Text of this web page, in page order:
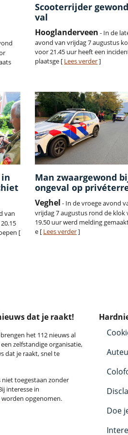
Scooterrijder
val
Hooglanderveen - In de
avond van vrijdag 7 augustus
voor 21.45 uur heeft een
plaatsge [ Lees verder]
van
[
Man zwaargewond
ongeval op
Veghel - In de vroege avond
vrijdag 7 augustus rond de klok
19.50 uur werd melding
e [ Lees verder]
dat je raakt!
het 112 nieuws al
zelfstandige organisatie,
dat je raakt, snel te
toegestaan zonder
interesse in
worden opgenomen.
Doe